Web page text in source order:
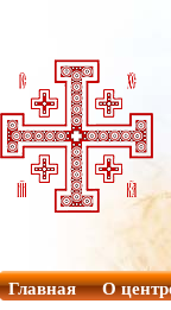
Главная О